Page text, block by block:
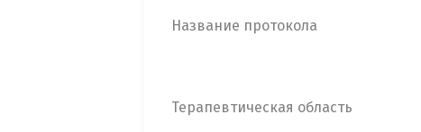
Название протокола
Терапевтическая область